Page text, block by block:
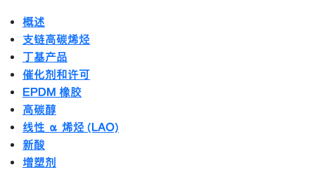
概述
支链高碳烯烃
丁基产品
催化剂和许可
EPDM 橡胶
高碳醇
线性 α 烯烃 (LAO)
新酸
增塑剂